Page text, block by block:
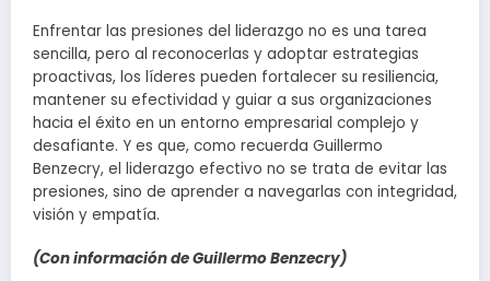
Enfrentar las presiones del liderazgo no es una tarea
sencilla, pero al reconocerlas y adoptar estrategias
proactivas, los líderes pueden fortalecer su resiliencia,
mantener su efectividad y guiar a sus organizaciones
hacia el éxito en un entorno empresarial complejo y
desafiante. Y es que, como recuerda Guillermo
Benzecry, el liderazgo efectivo no se trata de evitar las
presiones, sino de aprender a navegarlas con integridad,
visión y empatía.
(Con información de Guillermo Benzecry)